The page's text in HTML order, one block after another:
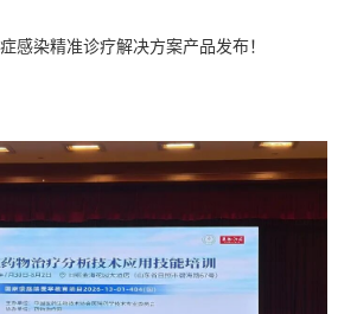
感染精准诊疗解决方案产品发布！